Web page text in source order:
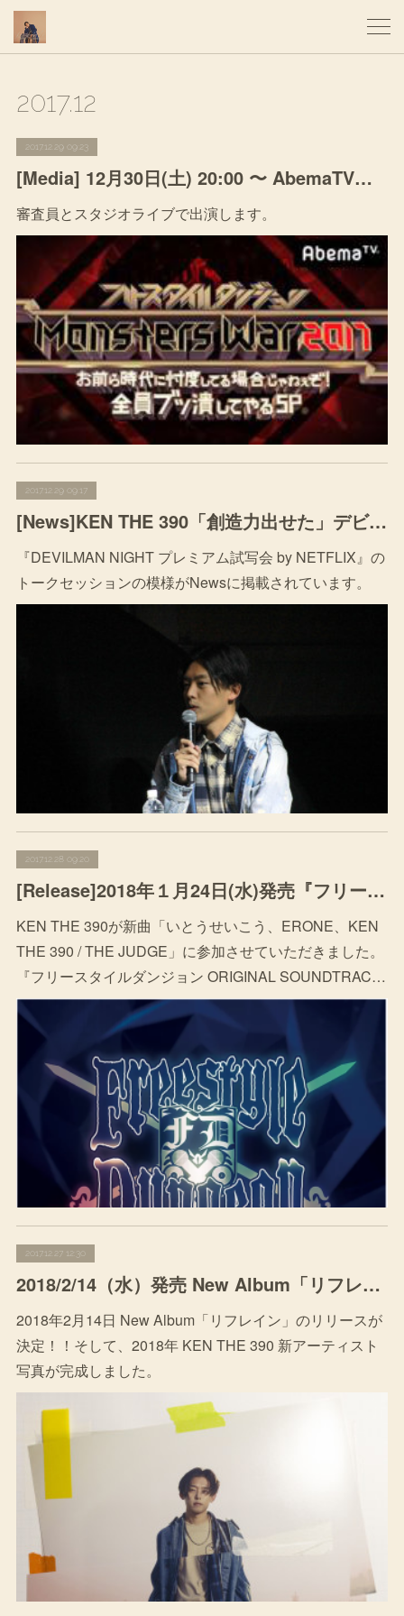
2017.12
2017.12.29 09:23
[Media] 12月30日(土) 20:00 〜 AbemaTV「フリースタイルダンジョン Monsters War 2017」インファイトのスタジオライブが放送されます。
審査員とスタジオライブで出演します。
2017.12.29 09:17
[News]KEN THE 390「創造力出せた」デビルマンとラップの邂逅を語る（MusicVoice） - Yahoo!ニュース
『DEVILMAN NIGHT プレミアム試写会 by NETFLIX』の
トークセッションの模様がNewsに掲載されています。
2017.12.28 09:20
[Release]2018年１月24日(水)発売『フリースタイルダンジョン ORIGINAL SOUNDTRACK VOL.2』
KEN THE 390が新曲「いとうせいこう、ERONE、KEN
THE 390 / THE JUDGE」に参加させていただきました。
『フリースタイルダンジョン ORIGINAL SOUNDTRAC…
2017.12.27 12:30
2018/2/14（水）発売 New Album「リフレイン」＆新アーティスト写真公開
2018年2月14日 New Album「リフレイン」のリリースが
決定！！そして、2018年 KEN THE 390 新アーティスト
写真が完成しました。